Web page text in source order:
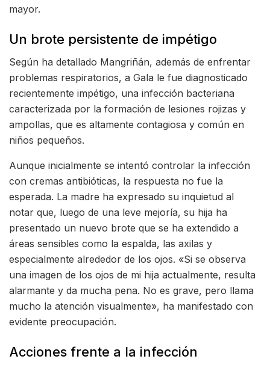
mayor.
Un brote persistente de impétigo
Según ha detallado Mangriñán, además de enfrentar
problemas respiratorios, a Gala le fue diagnosticado
recientemente impétigo, una infección bacteriana
caracterizada por la formación de lesiones rojizas y
ampollas, que es altamente contagiosa y común en
niños pequeños.
Aunque inicialmente se intentó controlar la infección
con cremas antibióticas, la respuesta no fue la
esperada. La madre ha expresado su inquietud al
notar que, luego de una leve mejoría, su hija ha
presentado un nuevo brote que se ha extendido a
áreas sensibles como la espalda, las axilas y
especialmente alrededor de los ojos. «Si se observa
una imagen de los ojos de mi hija actualmente, resulta
alarmante y da mucha pena. No es grave, pero llama
mucho la atención visualmente», ha manifestado con
evidente preocupación.
Acciones frente a la infección